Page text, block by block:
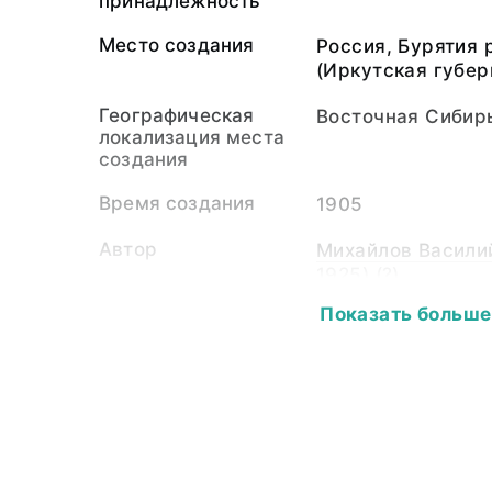
Место создания
Россия, Бурятия
(Иркутская
Географическая
локализация места
создания
Восточная
Время создания 1905
Автор
Михайлов
Михайлов
Показать больше